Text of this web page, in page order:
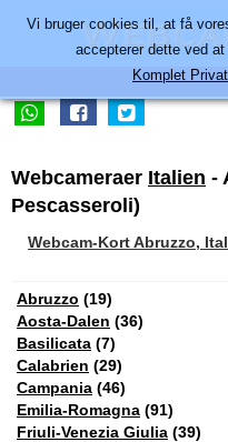
Webcameraer Italien -
Pescasseroli)
Webcam-Kort Abruzzo,
Abruzzo (19)
Aosta-Dalen (36)
Basilicata (7)
Calabrien (29)
Campania (46)
Emilia-Romagna (91)
Friuli-Venezia Giulia (39)
Vi bruger cookies til, at få
accepterer dette ved
Komplet